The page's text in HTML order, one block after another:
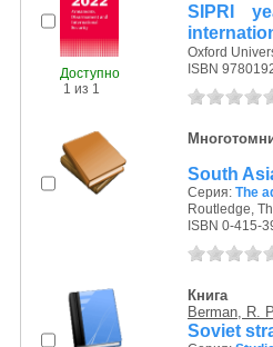
Доступно
1 из 1
SIPRI
Oxford
ISBN
South
Серия: The
Routledge,
ISBN 0-415-
Книга
Berman, R.
Soviet